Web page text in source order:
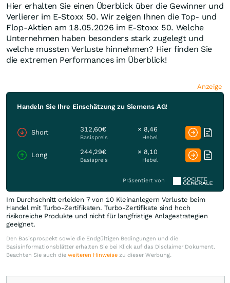
Hier erhalten Sie einen Überblick über die Gewinner und
Verlierer im E-Stoxx 50. Wir zeigen Ihnen die Top- und
Flop-Aktien am 18.05.2026 im E-Stoxx 50. Welche
Unternehmen haben besonders stark zugelegt und
welche mussten Verluste hinnehmen? Hier finden Sie
die extremen Performances im Überblick!
Anzeige
Handeln Sie Ihre Einschätzung zu Siemens AG!
Short 312,60€
Basispreis
× 8,46
Hebel
Long 244,29€
Basispreis
× 8,10
Hebel
Präsentiert von
Im Durchschnitt erleiden 7 von 10 Kleinanlegern Verluste beim
Handel mit Turbo-Zertifikaten. Turbo-Zertifikate sind hoch
risikoreiche Produkte und nicht für langfristige Anlagestrategien
geeignet.
Den Basisprospekt sowie die Endgültigen Bedingungen und die
Basisinformationsblätter erhalten Sie bei Klick auf das Disclaimer Dokument.
Beachten Sie auch die weiteren Hinweise zu dieser Werbung.